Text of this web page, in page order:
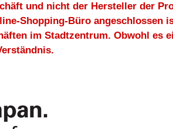
und nicht der Hersteller der
Shopping-Büro angeschlossen
im Stadtzentrum. Obwohl es